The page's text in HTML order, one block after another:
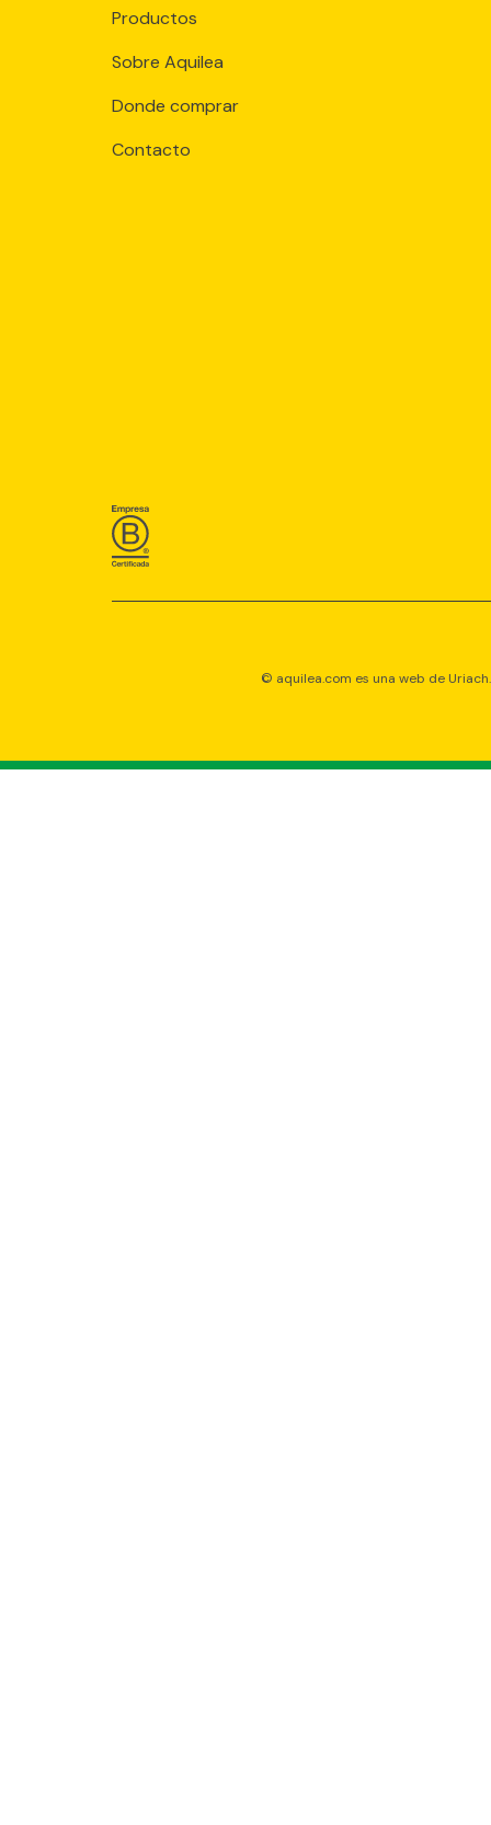
Productos
Sobre Aquilea
Donde comprar
Contacto
© aquilea.com es una web de